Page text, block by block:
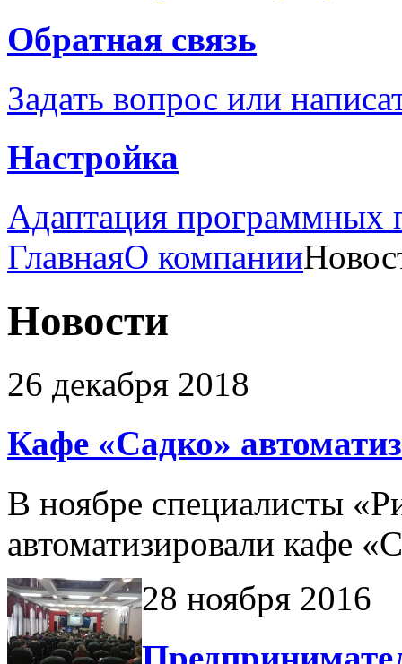
Обратная связь
Задать вопрос или
Настройка
Адаптация программных
ГлавнаяО компании
Новости
26 декабря 2018
Кафе «Садко»
В ноябре специалисты
автоматизировали кафе
28 ноября 2016